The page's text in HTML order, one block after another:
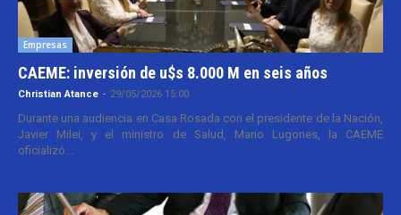
Empresas
CAEME: inversión de u$s 8.000 M en seis años
Christian Atance - 29/05/2026 15:00
Durante una audiencia en Casa Rosada con el presidente de la Nación,
Javier Milei, y el ministro de Salud, Mario Lugones, la CAEME
oficializó...